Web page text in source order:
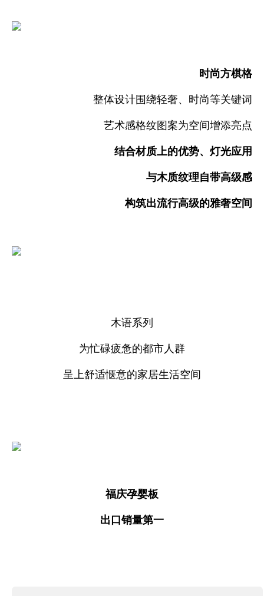
时尚方棋格
整体设计围绕轻奢、时尚等关键词
艺术感格纹图案为空间增添亮点
结合材质上的优势、灯光应用
与木质纹理自带高级感
构筑出流行高级的雅奢空间
木语系列
为忙碌疲惫的都市人群
呈上舒适惬意的家居生活空间
福庆孕婴板
出口销量第一